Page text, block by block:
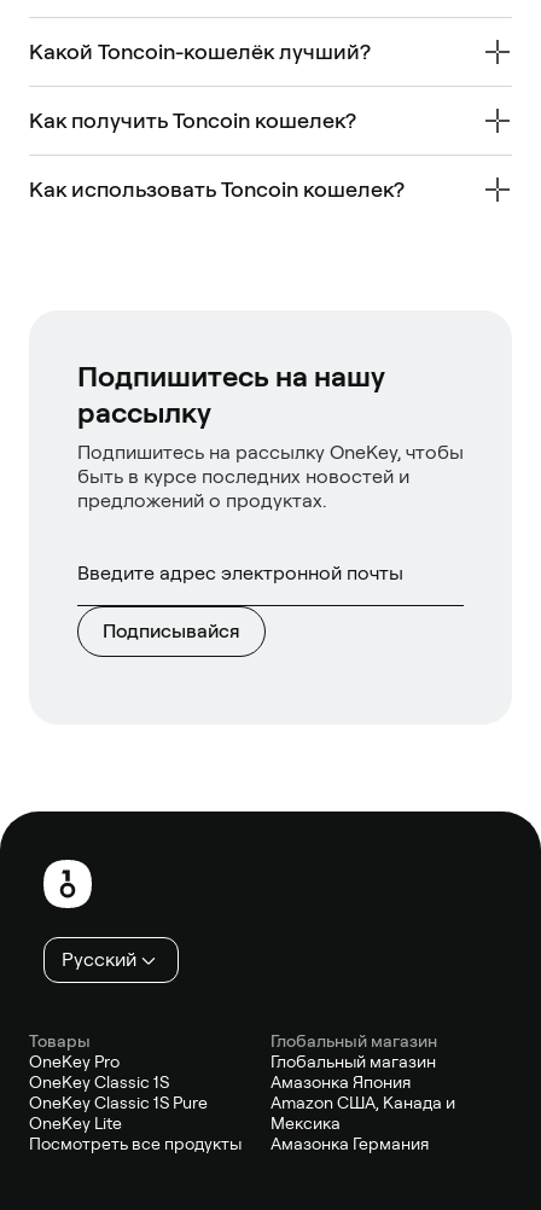
Какой Toncoin-кошелёк лучший?
Как получить Toncoin кошелек?
Как использовать Toncoin кошелек?
Подпишитесь на нашу
рассылку
Подпишитесь на рассылку OneKey, чтобы
быть в курсе последних новостей и
предложений о продуктах.
Подписывайся
Нижний
колонтитул
Русский
Товары
OneKey Pro
OneKey Classic 1S
OneKey Classic 1S Pure
OneKey Lite
Посмотреть все продукты
Глобальный магазин
Глобальный магазин
Амазонка Япония
Amazon США, Канада и
Мексика
Амазонка Германия